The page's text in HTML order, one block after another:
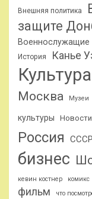
Внешняя политика
защите
Военнослужащие
История Канье
Культура
Москва Музеи
культуры
Россия СССР
бизнес
кевин костнер комикс
фильм
что